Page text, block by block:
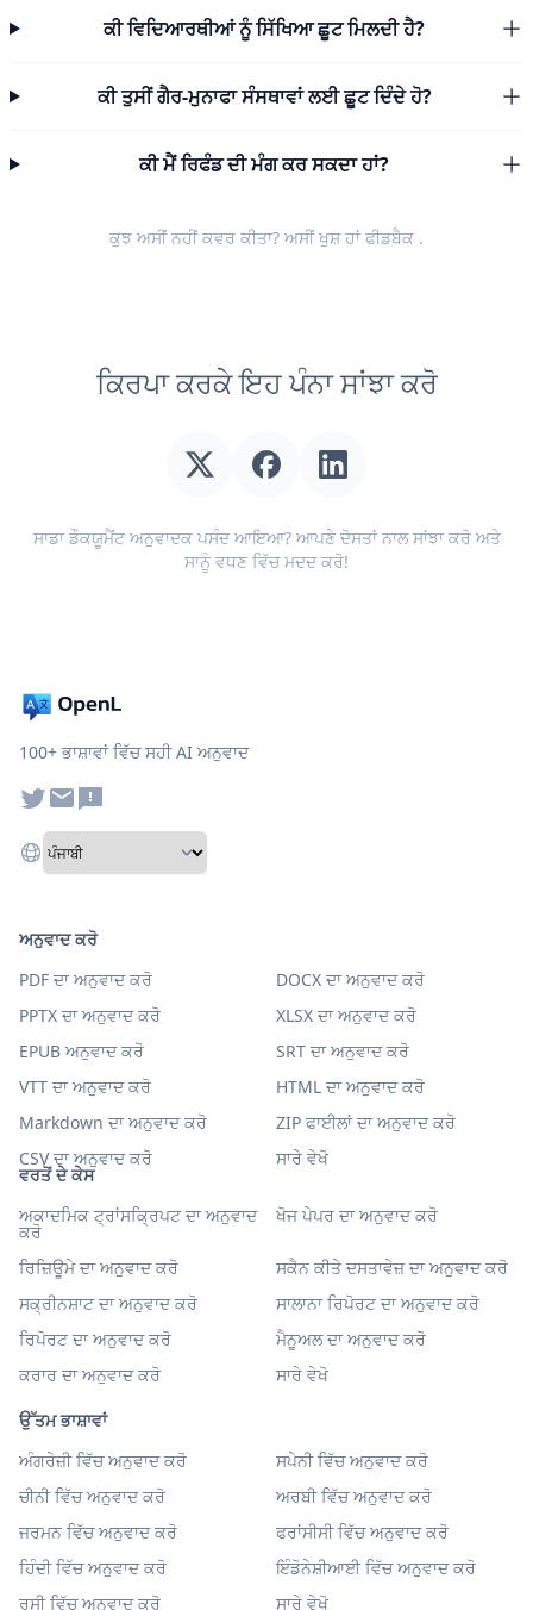
ਕੀ ਵਿਦਿਆਰਥੀਆਂ ਨੂੰ ਸਿੱਖਿਆ ਛੂਟ ਮਿਲਦੀ ਹੈ?
ਕੀ ਤੁਸੀਂ ਗੈਰ-ਮੁਨਾਫਾ ਸੰਸਥਾਵਾਂ ਲਈ ਛੂਟ ਦਿੰਦੇ ਹੋ?
ਕੀ ਮੈਂ ਰਿਫੰਡ ਦੀ ਮੰਗ ਕਰ ਸਕਦਾ ਹਾਂ?
ਕੁਝ ਅਸੀਂ ਨਹੀਂ ਕਵਰ ਕੀਤਾ? ਅਸੀਂ ਖੁਸ਼ ਹਾਂਫੀਡਬੈਕ .
ਕਿਰਪਾ ਕਰਕੇ ਇਹ ਪੰਨਾ ਸਾਂਝਾ ਕਰੋ
ਸਾਡਾ ਡੌਕਯੂਮੈਂਟ ਅਨੁਵਾਦਕ ਪਸੰਦ ਆਇਆ? ਆਪਣੇ ਦੋਸਤਾਂ ਨਾਲ ਸਾਂਝਾ ਕਰੋ ਅਤੇ
ਸਾਨੂੰ ਵਧਣ ਵਿੱਚ ਮਦਦ ਕਰੋ!
100+ ਭਾਸ਼ਾਵਾਂ ਵਿੱਚ ਸਹੀ AI ਅਨੁਵਾਦ
ਵਰਤੋਂ ਦੇ ਕੇਸ
ਅਕਾਦਮਿਕ ਟ੍ਰਾਂਸਕ੍ਰਿਪਟ ਦਾ ਅਨੁਵਾਦ
ਕਰੋ
ਖੋਜ ਪੇਪਰ ਦਾ ਅਨੁਵਾਦ ਕਰੋ
ਰਿਜ਼ਿਊਮੇ ਦਾ ਅਨੁਵਾਦ ਕਰੋ
ਸਕੈਨ ਕੀਤੇ ਦਸਤਾਵੇਜ਼ ਦਾ ਅਨੁਵਾਦ ਕਰੋ
ਸਕ੍ਰੀਨਸ਼ਾਟ ਦਾ ਅਨੁਵਾਦ ਕਰੋ
ਸਾਲਾਨਾ ਰਿਪੋਰਟ ਦਾ ਅਨੁਵਾਦ ਕਰੋ
ਰਿਪੋਰਟ ਦਾ ਅਨੁਵਾਦ ਕਰੋ
ਮੈਨੂਅਲ ਦਾ ਅਨੁਵਾਦ ਕਰੋ
ਕਰਾਰ ਦਾ ਅਨੁਵਾਦ ਕਰੋ
ਸਾਰੇ ਵੇਖੋ
ਉੱਤਮ ਭਾਸ਼ਾਵਾਂ
ਅੰਗਰੇਜ਼ੀ ਵਿੱਚ ਅਨੁਵਾਦ ਕਰੋ
ਸਪੇਨੀ ਵਿੱਚ ਅਨੁਵਾਦ ਕਰੋ
ਚੀਨੀ ਵਿੱਚ ਅਨੁਵਾਦ ਕਰੋ
ਅਰਬੀ ਵਿੱਚ ਅਨੁਵਾਦ ਕਰੋ
ਜਰਮਨ ਵਿੱਚ ਅਨੁਵਾਦ ਕਰੋ
ਫਰਾਂਸੀਸੀ ਵਿੱਚ ਅਨੁਵਾਦ ਕਰੋ
ਹਿੰਦੀ ਵਿੱਚ ਅਨੁਵਾਦ ਕਰੋ
ਇੰਡੋਨੇਸ਼ੀਆਈ ਵਿੱਚ ਅਨੁਵਾਦ ਕਰੋ
ਰੂਸੀ ਵਿੱਚ ਅਨੁਵਾਦ ਕਰੋ
ਸਾਰੇ ਵੇਖੋ
ਅਨੁਵਾਦ ਕਰੋ
PDF ਦਾ ਅਨੁਵਾਦ ਕਰੋ
DOCX ਦਾ ਅਨੁਵਾਦ ਕਰੋ
PPTX ਦਾ ਅਨੁਵਾਦ ਕਰੋ
XLSX ਦਾ ਅਨੁਵਾਦ ਕਰੋ
EPUB ਅਨੁਵਾਦ ਕਰੋ
SRT ਦਾ ਅਨੁਵਾਦ ਕਰੋ
VTT ਦਾ ਅਨੁਵਾਦ ਕਰੋ
HTML ਦਾ ਅਨੁਵਾਦ ਕਰੋ
Markdown ਦਾ ਅਨੁਵਾਦ ਕਰੋ
ZIP ਫਾਈਲਾਂ ਦਾ ਅਨੁਵਾਦ ਕਰੋ
CSV ਦਾ ਅਨੁਵਾਦ ਕਰੋ
ਸਾਰੇ ਵੇਖੋ